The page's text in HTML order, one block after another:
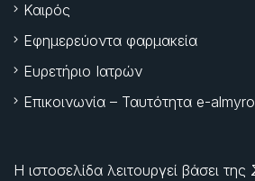
Καιρός
Εφημερεύοντα φαρμακεία
Ευρετήριο Ιατρών
Επικοινωνία – Ταυτότητα e-
Η ιστοσελίδα λειτουργεί βάσει